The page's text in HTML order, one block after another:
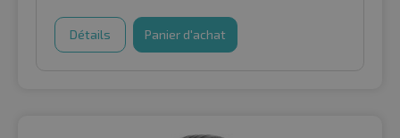
Détails Panier d'achat